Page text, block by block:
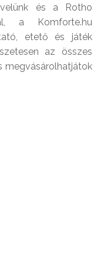
velünk és a Rotho
a Komforte.hu
etető és játék
az összes
megvásárolhatjátok